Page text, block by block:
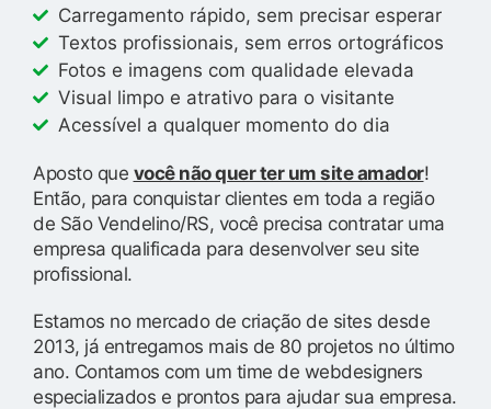
Carregamento rápido, sem precisar esperar
Textos profissionais, sem erros ortográficos
Fotos e imagens com qualidade elevada
Visual limpo e atrativo para o visitante
Acessível a qualquer momento do dia
Aposto que você não quer ter um site amador!
Então, para conquistar clientes em toda a região
de São Vendelino/RS, você precisa contratar uma
empresa qualificada para desenvolver seu site
profissional.
Estamos no mercado de criação de sites desde
2013, já entregamos mais de 80 projetos no último
ano. Contamos com um time de webdesigners
especializados e prontos para ajudar sua empresa.